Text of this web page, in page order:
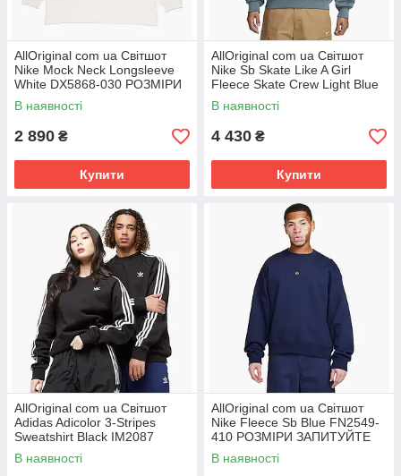
AllOriginal com ua Світшот
Nike Mock Neck Longsleeve
White DX5868-030 РОЗМІРИ
ЗАПИТУЙТЕ
В наявності
2 890 ₴
Купити
AllOriginal com ua Світшот
Nike Sb Skate Like A Girl
Fleece Skate Crew Light Blue
DQ7306-384 РОЗМІРИ
ЗАПИТУЙТЕ
В наявності
4 430 ₴
Купити
AllOriginal com ua Світшот
Adidas Adicolor 3-Stripes
Sweatshirt Black IM2087
РОЗМІРИ ЗАПИТУЙТЕ
В наявності
AllOriginal com ua Світшот
Nike Fleece Sb Blue FN2549-
410 РОЗМІРИ ЗАПИТУЙТЕ
В наявності